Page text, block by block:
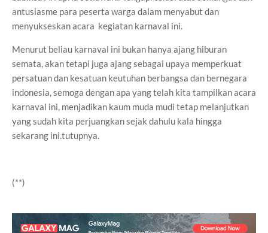
antusiasme para peserta warga dalam menyabut dan
menyukseskan acara kegiatan karnaval ini.
Menurut beliau karnaval ini bukan hanya ajang hiburan
semata, akan tetapi juga ajang sebagai upaya memperkuat
persatuan dan kesatuan keutuhan berbangsa dan bernegara
indonesia, semoga dengan apa yang telah kita tampilkan acara
karnaval ini, menjadikan kaum muda mudi tetap melanjutkan
yang sudah kita perjuangkan sejak dahulu kala hingga
sekarang ini.tutupnya.
(**)